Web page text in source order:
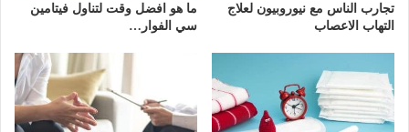
تجارب الناس مع نيوروبيون لعلاج
التهاب الاعصاب
ما هو افضل وقت لتناول فيتامين
سي الفوار…